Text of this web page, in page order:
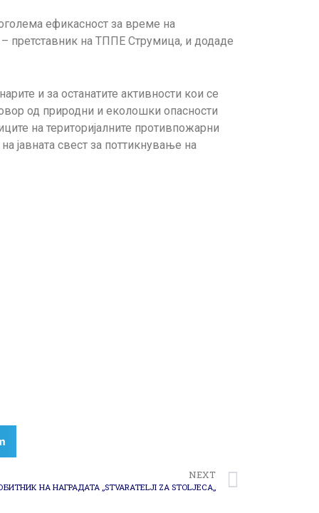
ефикасност за време на
претставник на ТППЕ Струмица, и додаде
и за останатите активности кои се
од природни и еколошки опасности
на територијалните противпожарни
јавната свест за поттикнување на
NEXT
НА НАГРАДАТА „STVARATELJI ZA STOLJECA„